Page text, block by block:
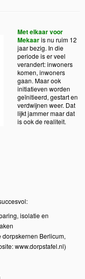
Met elkaar voor
Mekaaris nu ruim 12
jaar bezig. In die
periode is er veel
verandert: inwoners
komen, inwoners
gaan. Maar ook
initiatieven worden
geïnitieerd, gestart en
verdwijnen weer. Dat
lijkt jammer maar dat
is ook de realiteit.
isolatie en
dorpskernen Berlicum,
www.dorpstafel.nl)